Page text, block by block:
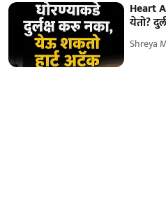
Heart
येतो?
Shreya